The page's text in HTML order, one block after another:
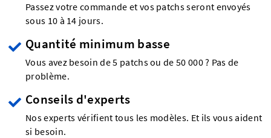
Passez votre commande et vos patchs seront envoyés
sous 10 à 14 jours.
Quantité minimum basse
Vous avez besoin de 5 patchs ou de 50 000 ? Pas de
problème.
Conseils d'experts
Nos experts vérifient tous les modèles. Et ils vous aident
si besoin.